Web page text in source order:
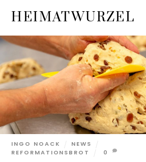
content
HEIMATWURZEL
INGO NOACK
NEWS
REFORMATIONSBROT
0